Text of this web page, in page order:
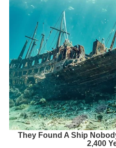
They Found A Ship
2,400